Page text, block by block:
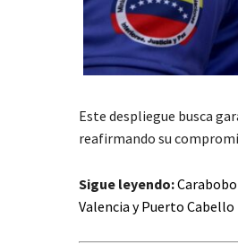
Este despliegue busca
reafirmando su
Sigue leyendo:
Valencia y Puerto Cabello